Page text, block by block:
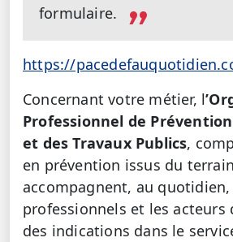
formulaire.
https://
Concernant votre métier, l
Professionnel de
et des Travaux Publics,
en prévention issus du
accompagnent, au quotidien,
professionnels et les acteurs
des indications dans le